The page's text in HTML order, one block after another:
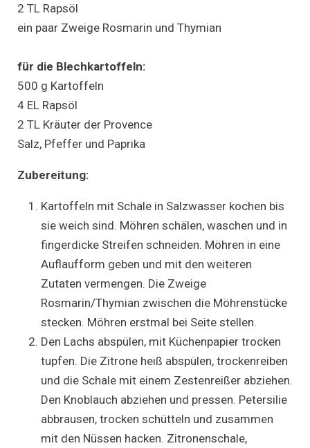
2 TL Rapsöl
ein paar Zweige Rosmarin und Thymian
für die Blechkartoffeln:
500 g Kartoffeln
4 EL Rapsöl
2 TL Kräuter der Provence
Salz, Pfeffer und Paprika
Zubereitung:
Kartoffeln mit Schale in Salzwasser kochen bis
sie weich sind. Möhren schälen, waschen und in
fingerdicke Streifen schneiden. Möhren in eine
Auflaufform geben und mit den weiteren
Zutaten vermengen. Die Zweige
Rosmarin/Thymian zwischen die Möhrenstücke
stecken. Möhren erstmal bei Seite stellen.
Den Lachs abspülen, mit Küchenpapier trocken
tupfen. Die Zitrone heiß abspülen, trockenreiben
und die Schale mit einem Zestenreißer abziehen.
Den Knoblauch abziehen und pressen. Petersilie
abbrausen, trocken schütteln und zusammen
mit den Nüssen hacken. Zitronenschale,